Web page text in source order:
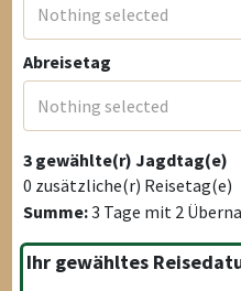
Nothing selected
Abreisetag
Nothing selected
3 gewählte(r) Jagdtag(e)
0 zusätzliche(r) Reisetag(e)
Summe:3 Tage mit 2
Ihr gewähltes